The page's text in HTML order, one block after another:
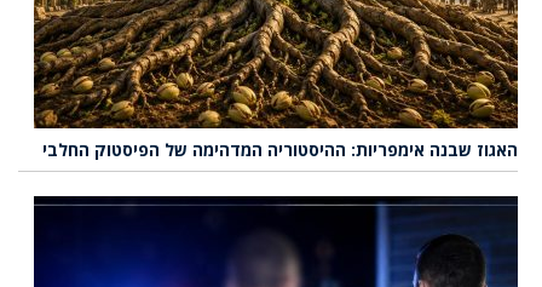
האגוז שבנה אימפריות: ההיסטוריה המדהימה של הפיסטוק החלבי